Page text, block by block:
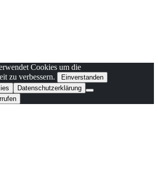
Cookies um die
zu verbessern.
Einverstanden
Datenschutzerklärung